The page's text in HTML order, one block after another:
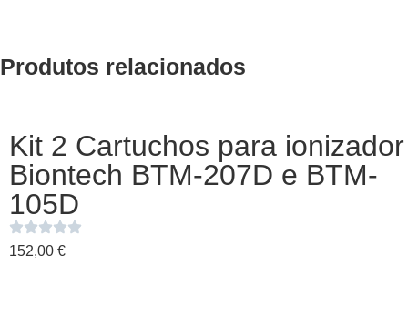
Produtos relacionados
Kit 2 Cartuchos para ionizador
Biontech BTM-207D e BTM-
105D
152,00 €